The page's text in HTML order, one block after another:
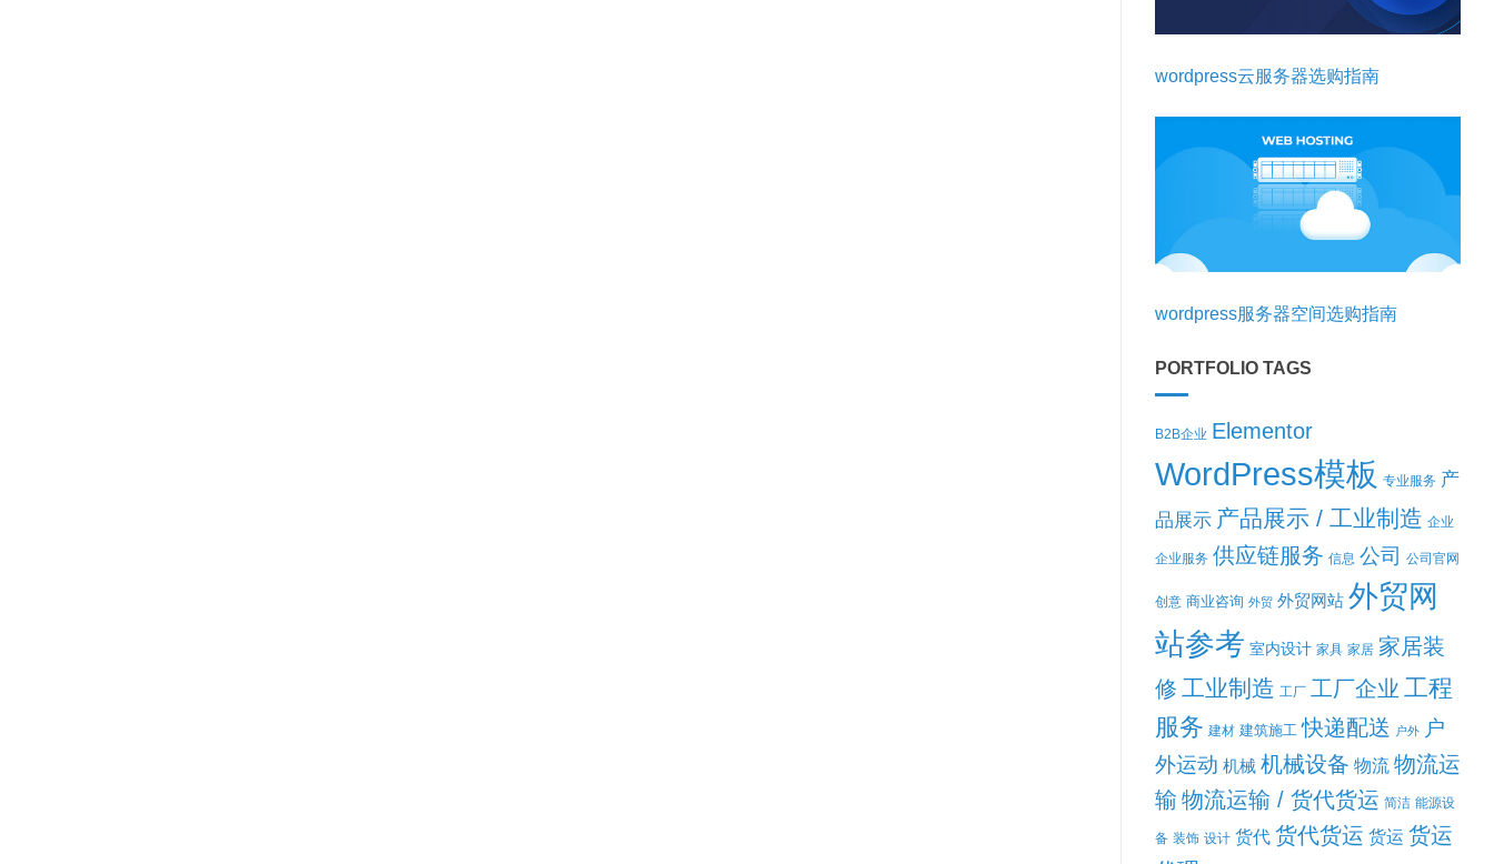
wordpress云服务器选购指南
wordpress服务器空间选购指南
PORTFOLIO TAGS
B2B企业 Elementor
WordPress模板 专业服务 产
品展示 产品展示 / 工业制造 企业
企业服务 供应链服务 信息 公司 公司官网
创意 商业咨询 外贸 外贸网站 外贸网
站参考 室内设计 家具 家居 家居装
修 工业制造 工厂 工厂企业 工程
服务 建材 建筑施工 快递配送 户外
户
外运动 机械 机械设备 物流 物流运
输 物流运输 / 货代货运 简洁 能源设
备 装饰 设计 货代 货代货运 货运 货运